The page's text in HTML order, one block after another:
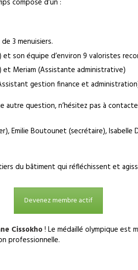
composé d’un :
3 menuisiers.
son équipe d’environ 9 valoristes
Meriam (Assistante administrative)
gestion finance et
autre question, n’hésitez pas à
Emilie Boutounet (secrétaire),
du bâtiment qui réfléchissent et
Devenez membre actif
Cissokho! Le médaillé olympique est
professionnelle.